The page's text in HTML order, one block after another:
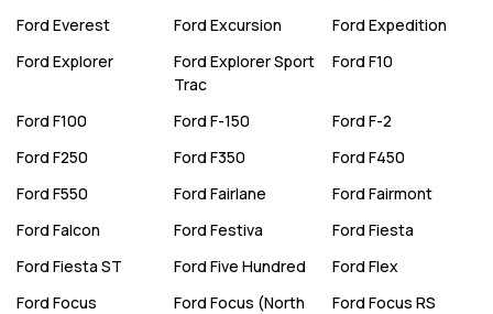
Ford Everest Ford Excursion Ford Expedition
Ford Explorer Ford Explorer Sport
Trac
Ford F10
Ford F100 Ford F-150 Ford F-2
Ford F250 Ford F350 Ford F450
Ford F550 Ford Fairlane Ford Fairmont
Ford Falcon Ford Festiva Ford Fiesta
Ford Fiesta ST Ford Five Hundred Ford Flex
Ford Focus Ford Focus (North
Ford Focus RS